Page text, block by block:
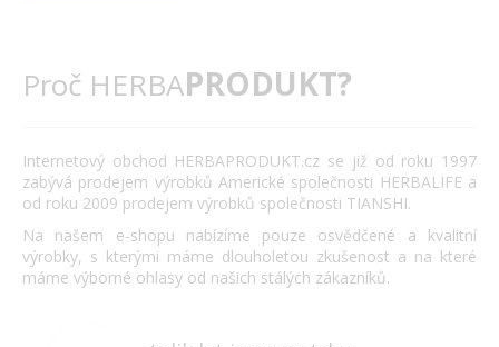
Proč HERBAPRODUKT?
Internetový obchod HERBAPRODUKT.cz se již od roku 1997
zabývá prodejem výrobků Americké společnosti HERBALIFE a
od roku 2009 prodejem výrobků společnosti TIANSHI.
Na našem e-shopu nabízíme pouze osvědčené a kvalitní
výrobky, s kterými máme dlouholetou zkušenost a na které
máme výborné ohlasy od našich stálých zákazníků.